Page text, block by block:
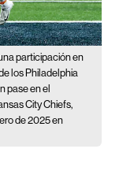
participación en
los Philadelphia
pase en el
City Chiefs,
de 2025 en